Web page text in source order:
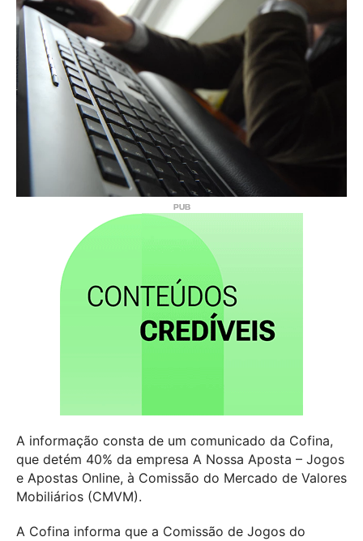
A informação consta de um comunicado da Cofina,
que detém 40% da empresa A Nossa Aposta – Jogos
e Apostas Online, à Comissão do Mercado de Valores
Mobiliários (CMVM).
A Cofina informa que a Comissão de Jogos do